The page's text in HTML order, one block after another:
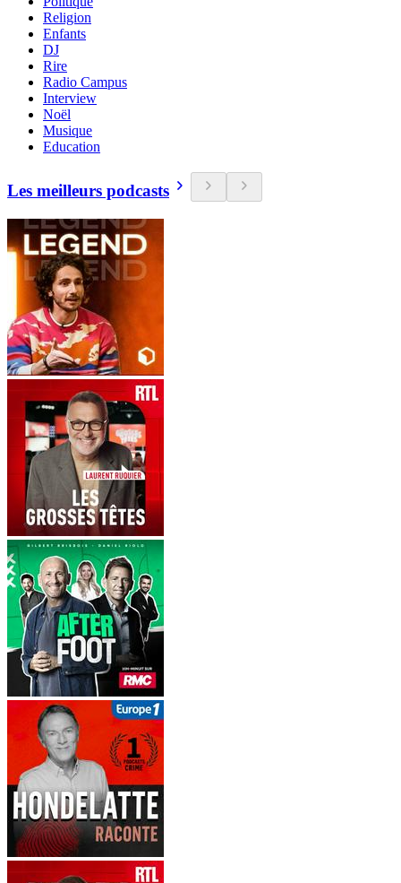
Religion
Enfants
DJ
Rire
Radio Campus
Interview
Noël
Musique
Education
Les meilleurs podcasts